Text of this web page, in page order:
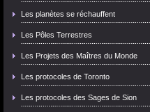
Les planètes se réchauffent
Les Pôles Terrestres
Les Projets des Maîtres du Monde
Les protocoles de Toronto
Les protocoles des Sages de Sion